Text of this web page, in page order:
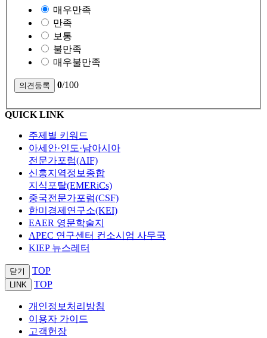
매우만족
만족
보통
불만족
매우불만족
0/100
QUICK LINK
주제별 키워드
아세안·인도·남아시아
전문가포럼(AIF)
신흥지역정보종합
지식포탈(EMERiCs)
중국전문가포럼(CSF)
한미경제연구소(KEI)
EAER 영문학술지
APEC 연구센터 컨소시엄 사무국
KIEP 뉴스레터
닫기 TOP
LINK TOP
개인정보처리방침
이용자 가이드
고객헌장